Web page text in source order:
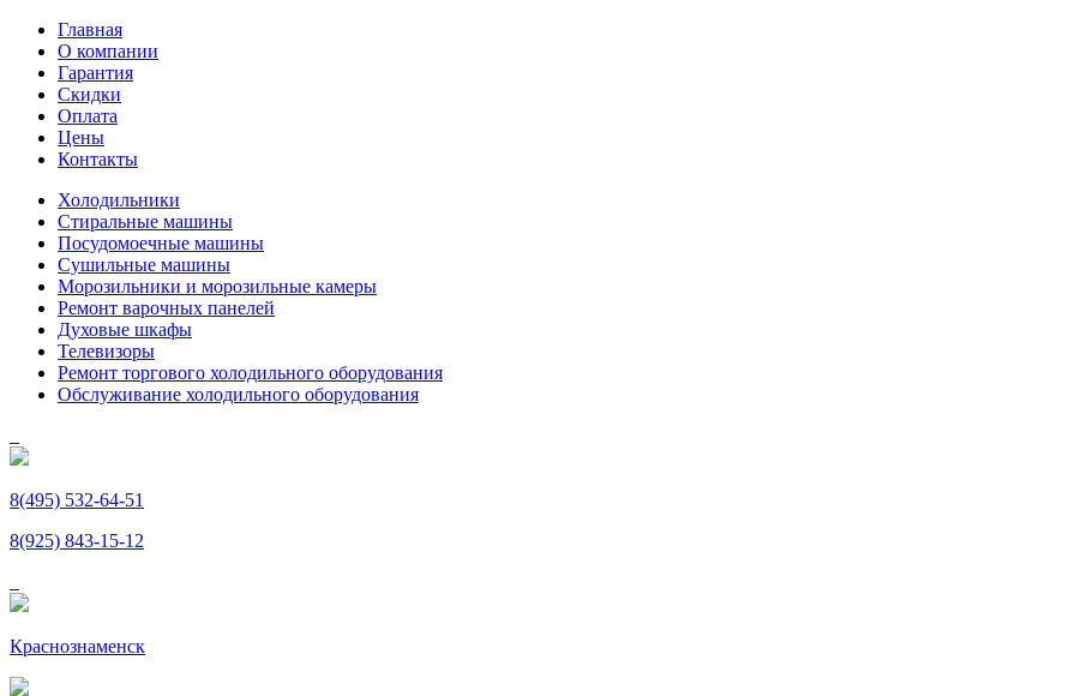
Главная
О компании
Гарантия
Скидки
Оплата
Цены
Контакты
Холодильники
Стиральные машины
Посудомоечные машины
Сушильные машины
Морозильники и морозильные камеры
Ремонт варочных панелей
Духовые шкафы
Телевизоры
Ремонт торгового холодильного оборудования
Обслуживание холодильного оборудования
8(495) 532-64-51
8(925) 843-15-12
Краснознаменск